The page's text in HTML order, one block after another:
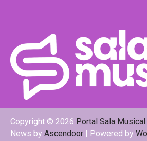
Copyright © 2026 Portal Sala Musical
News by Ascendoor | Powered by